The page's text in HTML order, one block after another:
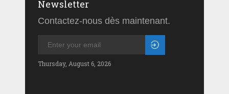
Newsletter
Contactez-nous dès maintenant.
Thursday, August 6, 2026